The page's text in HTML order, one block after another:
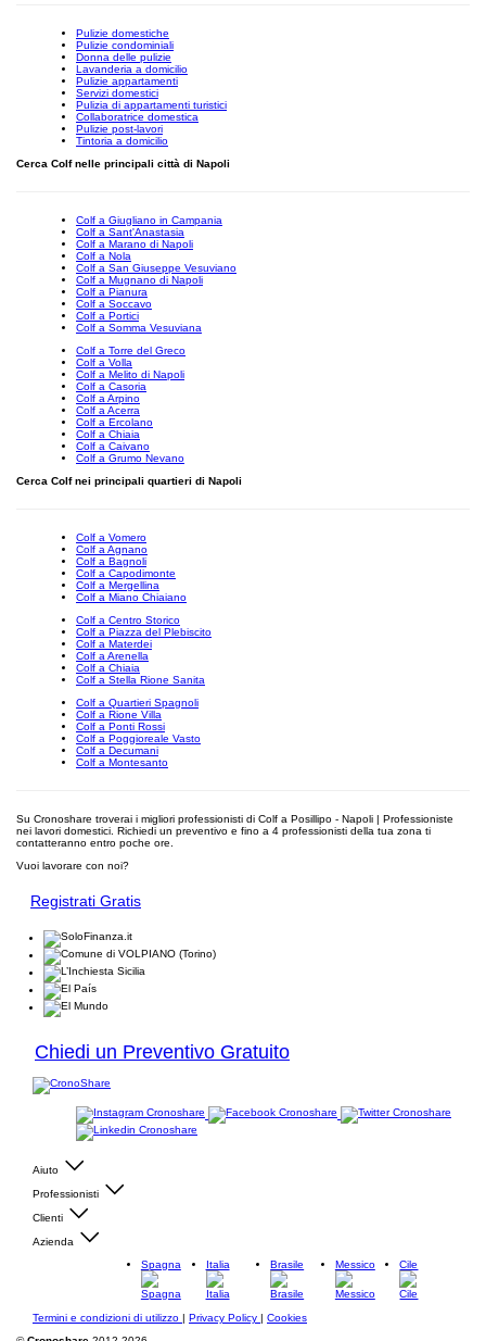
Pulizie domestiche
Pulizie condominiali
Donna delle pulizie
Lavanderia a domicilio
Pulizie appartamenti
Servizi domestici
Pulizia di appartamenti turistici
Collaboratrice domestica
Pulizie post-lavori
Tintoria a domicilio
Cerca Colf nelle principali città di Napoli
Colf a Giugliano in Campania
Colf a Sant'Anastasia
Colf a Marano di Napoli
Colf a Nola
Colf a San Giuseppe Vesuviano
Colf a Mugnano di Napoli
Colf a Pianura
Colf a Soccavo
Colf a Portici
Colf a Somma Vesuviana
Colf a Torre del Greco
Colf a Volla
Colf a Melito di Napoli
Colf a Casoria
Colf a Arpino
Colf a Acerra
Colf a Ercolano
Colf a Chiaia
Colf a Caivano
Colf a Grumo Nevano
Cerca Colf nei principali quartieri di Napoli
Colf a Vomero
Colf a Agnano
Colf a Bagnoli
Colf a Capodimonte
Colf a Mergellina
Colf a Miano Chiaiano
Colf a Centro Storico
Colf a Piazza del Plebiscito
Colf a Materdei
Colf a Arenella
Colf a Chiaia
Colf a Stella Rione Sanita
Colf a Quartieri Spagnoli
Colf a Rione Villa
Colf a Ponti Rossi
Colf a Poggioreale Vasto
Colf a Decumani
Colf a Montesanto
Su Cronoshare troverai i migliori professionisti di Colf a Posillipo - Napoli | Professioniste
nei lavori domestici. Richiedi un preventivo e fino a 4 professionisti della tua zona ti
contatteranno entro poche ore.
Vuoi lavorare con noi?
Registrati Gratis
Chiedi un Preventivo Gratuito
Aiuto
Professionisti
Clienti
Azienda
Spagna
Italia Brasile Messico Cile
Termini e condizioni di utilizzo | Privacy Policy | Cookies